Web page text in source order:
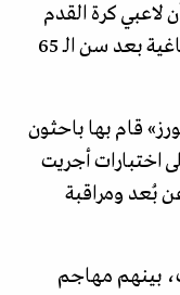
كرة القدم
أكثر عرضة للإصابة بمشاكل صحية دماغية بعد سن الـ 65
قام بها باحثون
اختبارات أجريت
بُعد ومراقبة
محترف، بينهم مهاجم